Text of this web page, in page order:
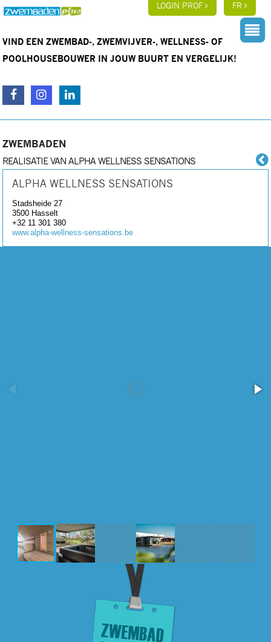
LOGIN PROF FR
VIND EEN ZWEMBAD-, ZWEMVIJVER-, WELLNESS- OF
POOLHOUSEBOUWER IN JOUW BUURT EN VERGELIJK!
ZWEMBADEN
REALISATIE VAN ALPHA WELLNESS SENSATIONS
ALPHA WELLNESS SENSATIONS
Stadsheide 27
3500 Hasselt
+32 11 301 380
www.alpha-wellness-sensations.be